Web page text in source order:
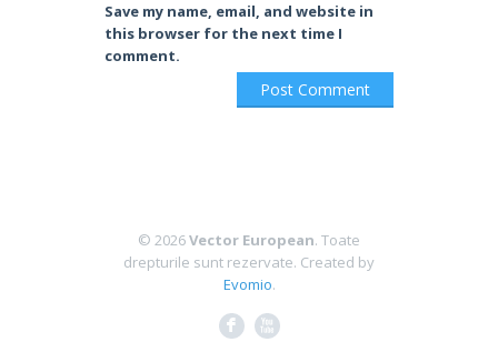
Save my name, email, and website in
this browser for the next time I
comment.
© 2026Vector European. Toate
drepturile sunt rezervate. Created by
Evomio.
F X